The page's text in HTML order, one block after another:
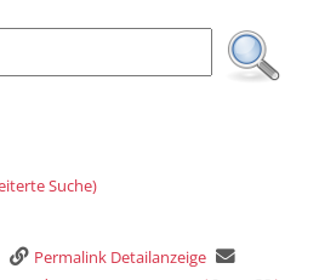
Suche)
Permalink Detailanzeige